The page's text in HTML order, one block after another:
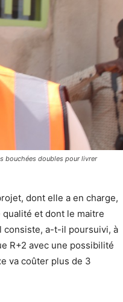
bouchées doubles pour livrer
dont elle a en charge,
et dont le maitre
consiste, a-t-il poursuivi, à
R+2 avec une possibilité
va coûter plus de 3